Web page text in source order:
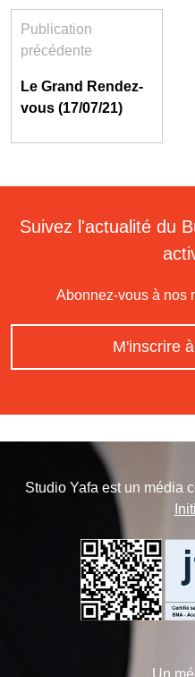
Publication
précédente
Le Grand Rendez-
vous (17/07/21)
Suivez l'actualité du
Abonnez-vous à nos
M'inscrire
Studio Yafa est un média
Un